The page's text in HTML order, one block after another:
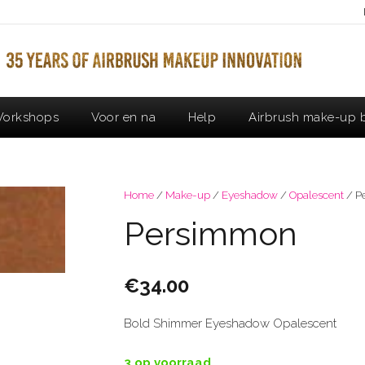
Voor en na Help Airbrush make-up
Home / Make-up / Eyeshadow /Opalescent /
Persimmon
€34.00
Bold Shimmer Eyeshadow Opalescent